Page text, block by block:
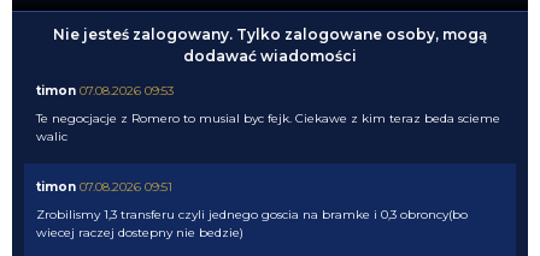
Nie jesteś zalogowany. Tylko zalogowane osoby, mogą
dodawać wiadomości
timon 07.08.2026 09:53
Te negocjacje z Romero to musial byc fejk. Ciekawe z kim teraz beda scieme
walic
timon 07.08.2026 09:51
Zrobilismy 1,3 transferu czyli jednego goscia na bramke i 0,3 obroncy(bo
wiecej raczej dostepny nie bedzie)